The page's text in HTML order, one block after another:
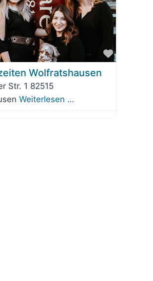
Favorit
Wolfratshausen
Str. 1 82515
Weiterlesen …